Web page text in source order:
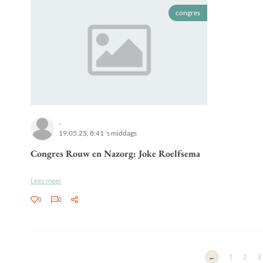
congres
-
19.05.25, 8:41 's middags
Congres Rouw en Nazorg: Joke Roelfsema
Lees meer
0 0
← 1 2 3